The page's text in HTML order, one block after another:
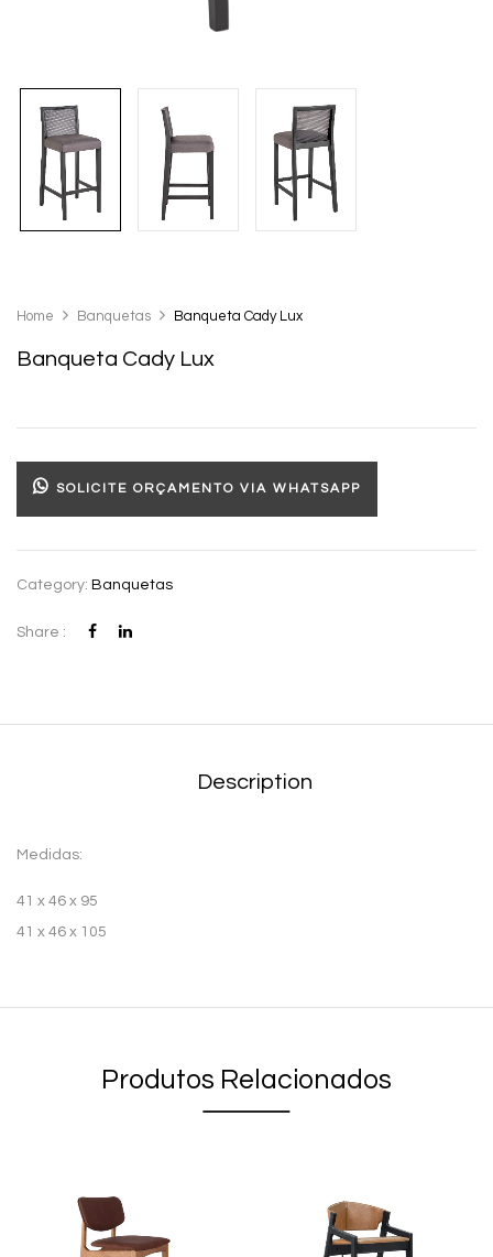
Home Banquetas Banqueta Cady Lux
Banqueta Cady Lux
SOLICITE ORÇAMENTO VIA WHATSAPP
Category: Banquetas
Share :
Description
Medidas:
41 x 46 x 95
41 x 46 x 105
Produtos Relacionados